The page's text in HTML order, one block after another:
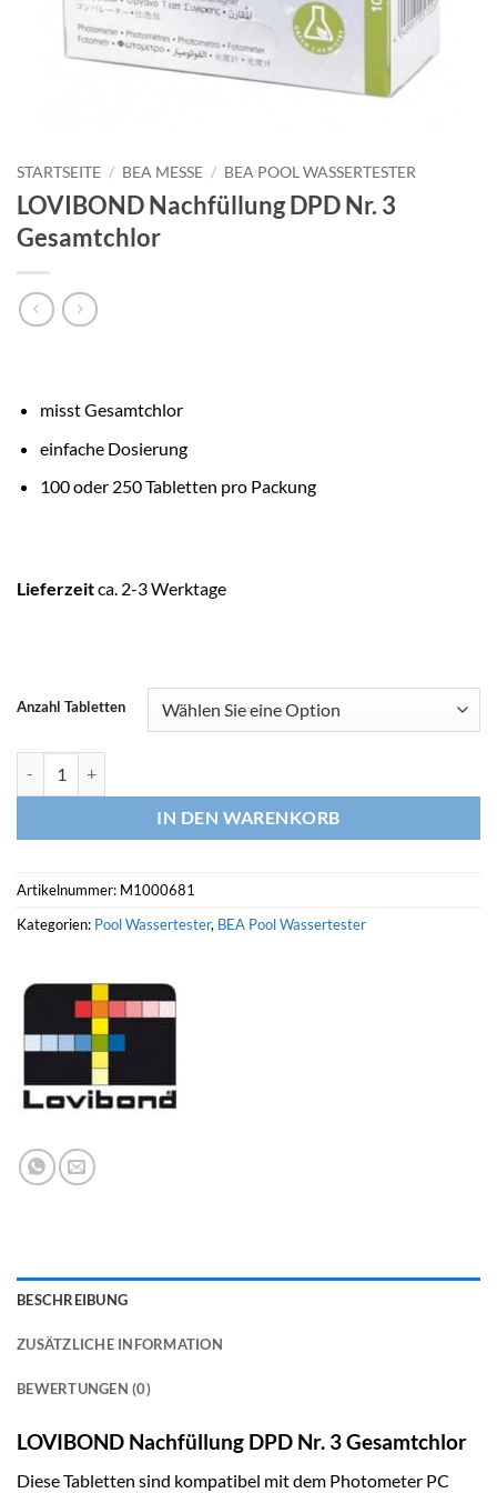
STARTSEITE / BEA MESSE / BEA POOL WASSERTESTER
LOVIBOND Nachfüllung DPD Nr. 3
Gesamtchlor
misst Gesamtchlor
einfache Dosierung
100 oder 250 Tabletten pro Packung
Lieferzeitca. 2-3 Werktage
Anzahl Tabletten
IN DEN WARENKORB
Artikelnummer: M1000681
Kategorien: Pool Wassertester, BEA Pool Wassertester
BESCHREIBUNG
ZUSÄTZLICHE INFORMATION
BEWERTUNGEN (0)
LOVIBOND Nachfüllung DPD Nr. 3 Gesamtchlor
Diese Tabletten sind kompatibel mit dem Photometer PC